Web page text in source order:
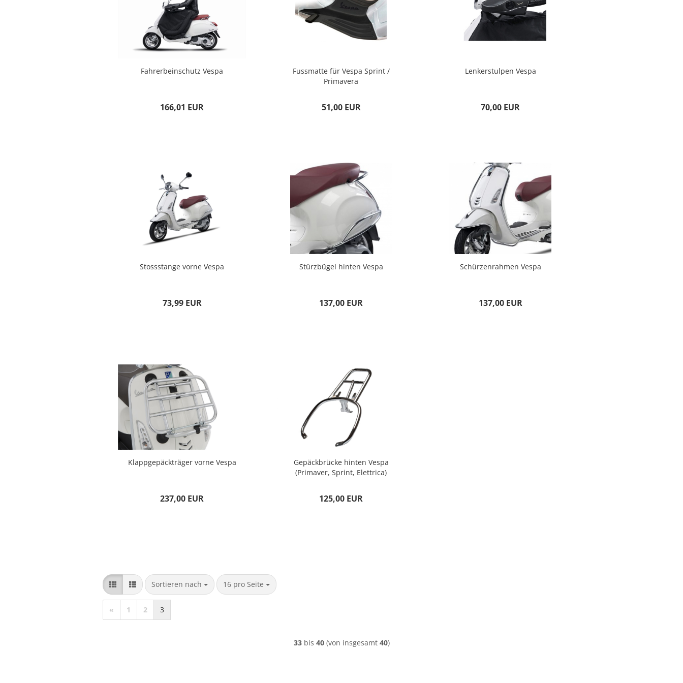
Fahrerbeinschutz Vespa
166,01 EUR
Fussmatte für Vespa Sprint /
Primavera
51,00 EUR
Lenkerstulpen Vespa
70,00 EUR
Stossstange vorne Vespa
73,99 EUR
Stürzbügel hinten Vespa
137,00 EUR
Schürzenrahmen Vespa
137,00 EUR
Klappgepäckträger vorne Vespa
237,00 EUR
Gepäckbrücke hinten Vespa
(Primaver, Sprint, Elettrica)
125,00 EUR
Sortieren nach
Sortieren nach 16 pro Seite
pro Seite
« 1 2 3
33bis 40(von insgesamt 40)